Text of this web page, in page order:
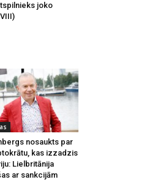
joko
nosaukts par
kas izzadzis
Lielbritānija
ar sankcijām